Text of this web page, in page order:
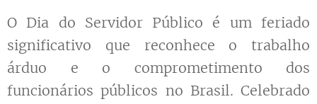
O Dia do Servidor Público é um feriado
significativo que reconhece o trabalho
árduo e o comprometimento dos
funcionários públicos no Brasil. Celebrado